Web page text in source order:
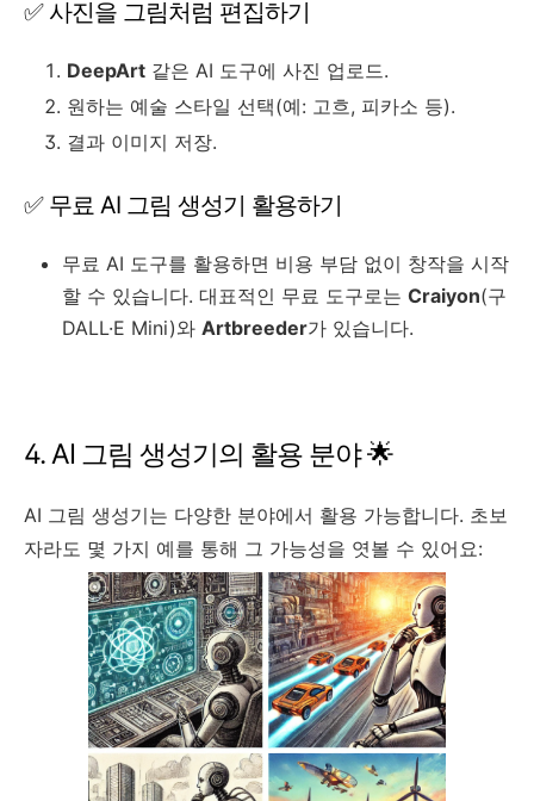
✅ 사진을 그림처럼 편집하기
DeepArt 같은 AI 도구에 사진 업로드.
원하는 예술 스타일 선택(예: 고흐, 피카소 등).
결과 이미지 저장.
✅ 무료 AI 그림 생성기 활용하기
무료 AI 도구를 활용하면 비용 부담 없이 창작을 시작
할 수 있습니다. 대표적인 무료 도구로는 Craiyon(구
DALL·E Mini)와 Artbreeder가 있습니다.
4. AI 그림 생성기의 활용 분야 🌟
AI 그림 생성기는 다양한 분야에서 활용 가능합니다. 초보
자라도 몇 가지 예를 통해 그 가능성을 엿볼 수 있어요: